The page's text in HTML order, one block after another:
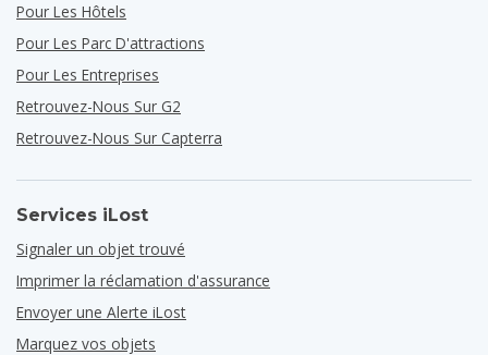
Pour Les Hôtels
Pour Les Parc D'attractions
Pour Les Entreprises
Retrouvez-Nous Sur G2
Retrouvez-Nous Sur Capterra
Services iLost
Signaler un objet trouvé
Imprimer la réclamation d'assurance
Envoyer une Alerte iLost
Marquez vos objets